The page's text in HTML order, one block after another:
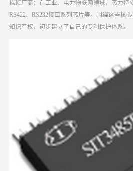
拟IC厂商；在工业、电力物联网领域，芯力特
RS422、RS232接口系列芯片等。围绕这些核
知识产权，初步建立了自己的专利保护体系。